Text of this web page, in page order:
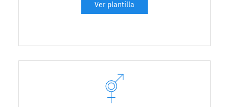
Ver plantilla